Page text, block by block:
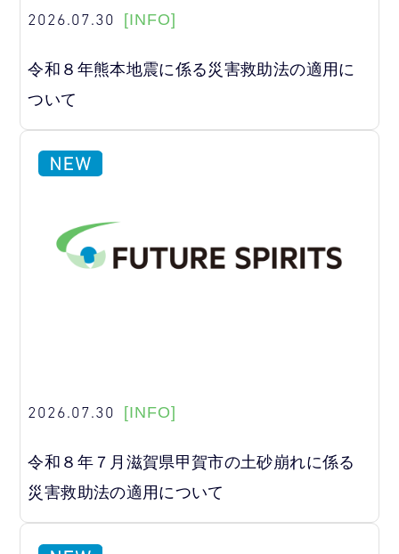
2026.07.30 [INFO]
令和８年熊本地震に係る災害救助法の適用に
ついて
2026.07.30 [INFO]
令和８年７月滋賀県甲賀市の土砂崩れに係る
災害救助法の適用について